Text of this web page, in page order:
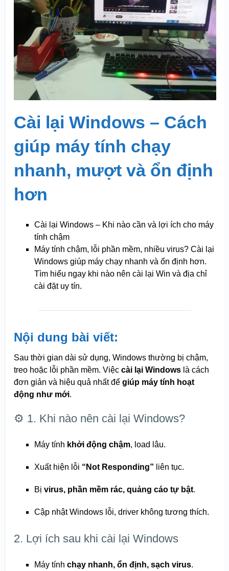
Cài lại Windows – Cách
giúp máy tính chạy
nhanh, mượt và ổn định
hơn
Cài lại Windows – Khi nào cần và lợi ích cho máy
tính chậm
Máy tính chậm, lỗi phần mềm, nhiều virus? Cài lại
Windows giúp máy chạy nhanh và ổn định hơn.
Tìm hiểu ngay khi nào nên cài lại Win và địa chỉ
cài đặt uy tín.
Nội dung bài viết:
Sau thời gian dài sử dụng, Windows thường bị chậm,
treo hoặc lỗi phần mềm. Việc cài lại Windowslà cách
đơn giản và hiệu quả nhất để giúp máy tính hoạt
động như mới.
⚙️ 1. Khi nào nên cài lại Windows?
Máy tính khởi động chậm, load lâu.
Xuất hiện lỗi “Not Responding” liên tục.
Bị virus, phần mềm rác, quảng cáo tự bật.
Cập nhật Windows lỗi, driver không tương thích.
2. Lợi ích sau khi cài lại Windows
Máy tính chạy nhanh, ổn định, sạch virus.